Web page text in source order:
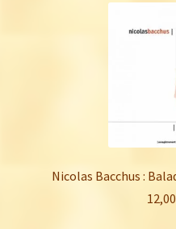
Nicolas Bacchus :
12,00